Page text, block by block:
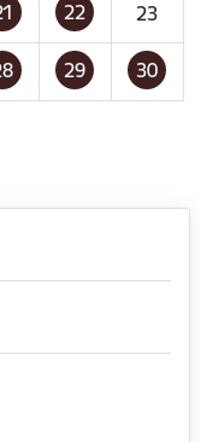
22 23
29 30